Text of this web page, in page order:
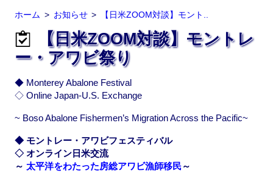
ホーム お知らせ 【日米ZOOM対談】モント..
【日米ZOOM対談】モントレ
ー・アワビ祭り
◆ Monterey Abalone Festival
◇ Online Japan-U.S. Exchange
~ Boso Abalone Fishermen’s Migration Across the Pacific~
◆ モントレー・アワビフェスティバル
◇ オンライン日米交流
～ 太平洋をわたった房総アワビ漁師移民～